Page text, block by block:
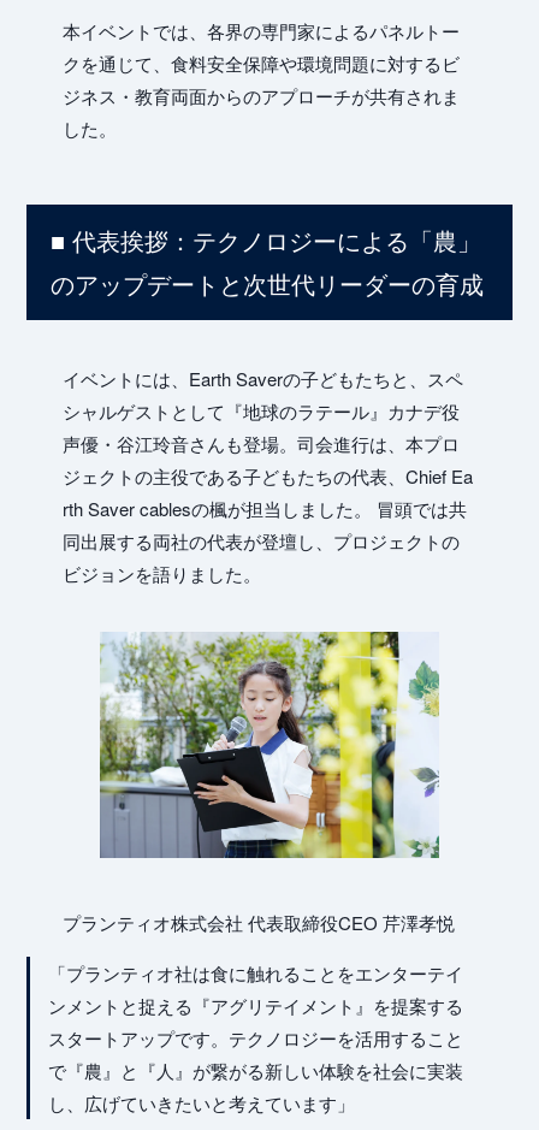
本イベントでは、各界の専門家によるパネルトー
クを通じて、食料安全保障や環境問題に対するビ
ジネス・教育両面からのアプローチが共有されま
した。
■ 代表挨拶：テクノロジーによる「農」
のアップデートと次世代リーダーの育成
イベントには、Earth Saverの子どもたちと、スペ
シャルゲストとして『地球のラテール』カナデ役
声優・谷江玲音さんも登場。司会進行は、本プロ
ジェクトの主役である子どもたちの代表、Chief Ea
rth Saver cablesの楓が担当しました。 冒頭では共
同出展する両社の代表が登壇し、プロジェクトの
ビジョンを語りました。
プランティオ株式会社 代表取締役CEO 芹澤孝悦
「プランティオ社は食に触れることをエンターテイ
ンメントと捉える『アグリテイメント』を提案する
スタートアップです。テクノロジーを活用すること
で『農』と『人』が繋がる新しい体験を社会に実装
し、広げていきたいと考えています」